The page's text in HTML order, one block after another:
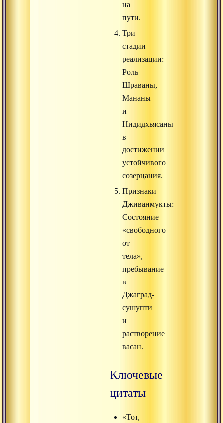
на
пути.
Три
стадии
реализации:
Роль
Шраваны,
Мананы
и
Нидидхьясаны
в
достижении
устойчивого
созерцания.
Признаки
Дживанмукты:
Состояние
«свободного
от
тела»,
пребывание
в
Джаград-
сушупти
и
растворение
васан.
Ключевые
цитаты
«Тот,